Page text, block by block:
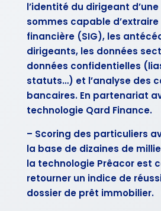
l’identité du dirigeant
sommes capable d’extraire
financière (SIG), les
dirigeants, les données
données confidentielles
statuts…) et l’analyse des
bancaires. En partenariat
technologie Qard Finance.
– Scoring des particuliers
la base de dizaines de
la technologie Prêacor est
retourner un indice de
dossier de prêt immobilier.